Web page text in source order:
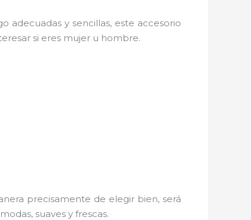
adecuadas y sencillas, este accesorio
si eres mujer u hombre.
precisamente de elegir bien, será
suaves y frescas.